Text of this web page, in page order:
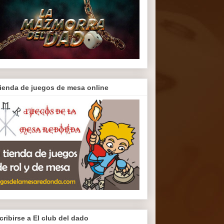
de juegos de mesa online
a El club del dado